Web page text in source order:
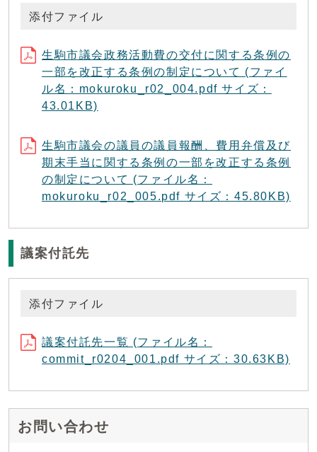
添付ファイル
生駒市議会政務活動費の交付に関する条例の
一部を改正する条例の制定について (ファイ
ル名：mokuroku_r02_004.pdf サイズ：
43.01KB)
生駒市議会の議員の議員報酬、費用弁償及び
期末手当に関する条例の一部を改正する条例
の制定について (ファイル名：
mokuroku_r02_005.pdf サイズ：45.80KB)
議案付託先
添付ファイル
議案付託先一覧 (ファイル名：
commit_r0204_001.pdf サイズ：30.63KB)
お問い合わせ